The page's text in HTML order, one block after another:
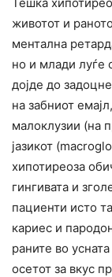
животот и
ментална
но и млади луѓе
дојде до
на забниот
малоклузии (на
јазикот
хипотиреоза
гингивата и
пациенти исто
кариес и
раните во
осетот за вкус